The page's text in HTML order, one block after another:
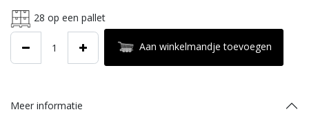
28 op een pallet
Aan winkelmandje toevoegen
Meer informatie